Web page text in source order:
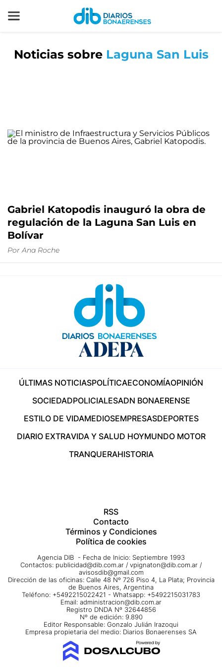
Noticias sobre Laguna San Luis
Gabriel Katopodis inauguró la obra de
regulación de la Laguna San Luis en
Bolívar
Por Ana Roche
ÚLTIMAS NOTICIASPOLÍTICAECONOMÍAOPINIÓN
SOCIEDADPOLICIALESADN BONAERENSE
ESTILO DE VIDAMEDIOSEMPRESASDEPORTES
DIARIO EXTRAVIDA Y SALUD HOYMUNDO MOTOR
TRANQUERAHISTORIA
RSS
Contacto
Términos y Condiciones
Política de cookies
Agencia DIB - Fecha de Inicio: Septiembre 1993
Contactos: publicidad@dib.com.ar / vpignaton@dib.com.ar /
avisosdib@gmail.com
Dirección de las oficinas: Calle 48 Nº 726 Piso 4, La Plata; Provincia
de Buenos Aires, Argentina
Teléfono: +5492215022421 - Whatsapp: +5492215031783
Email: administracion@dib.com.ar
Registro DNDA Nº 32644856
Nº de edición: 9.890
Editor Responsable: Gonzalo Julián Irazoqui
Empresa propietaria del medio: Diarios Bonaerenses SA